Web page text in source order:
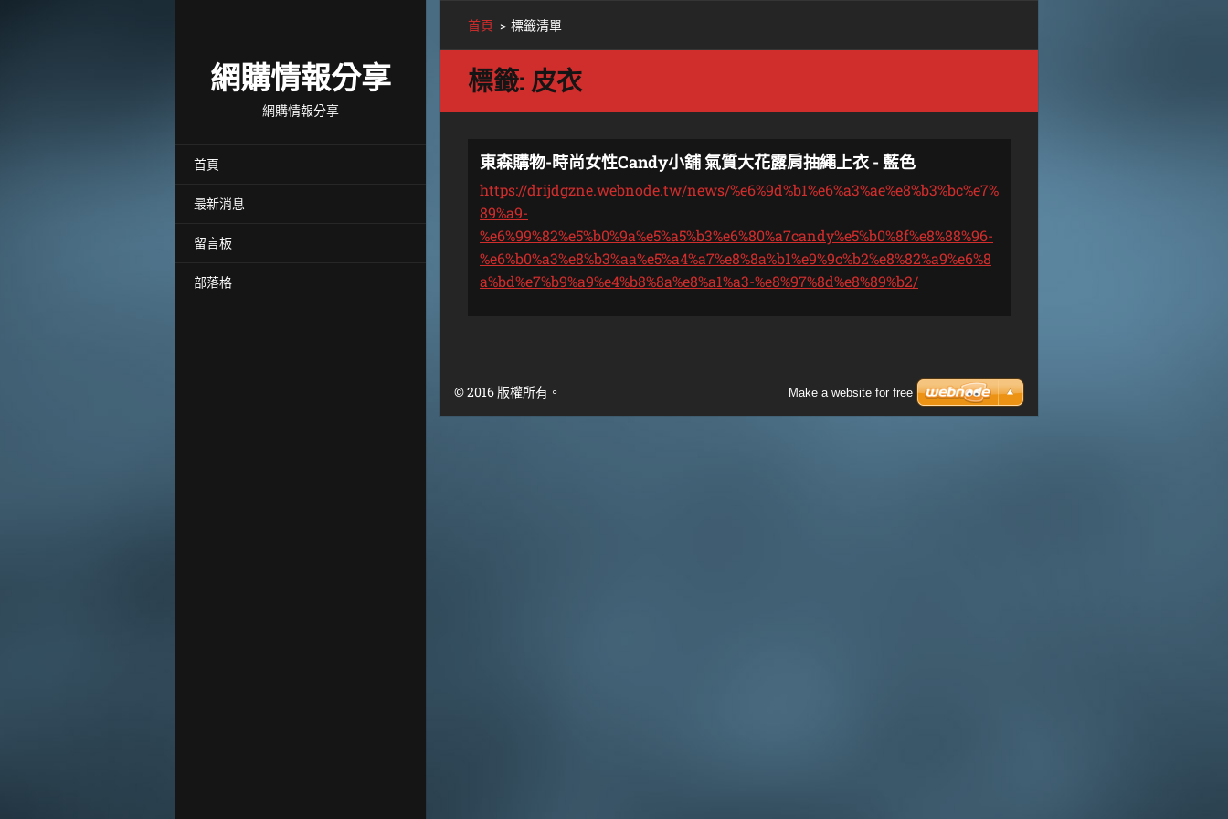
網購情報分享
網購情報分享
首頁
最新消息
留言板
部落格
首頁 > 標籤清單
標籤: 皮衣
東森購物-時尚女性Candy小舖 氣質大花露肩抽繩上衣 - 藍色
https://drijdgzne.webnode.tw/news/%e6%9d%b1%e6%a3%ae%e8%b3%bc%e7%
89%a9-
%e6%99%82%e5%b0%9a%e5%a5%b3%e6%80%a7candy%e5%b0%8f%e8%88%96-
%e6%b0%a3%e8%b3%aa%e5%a4%a7%e8%8a%b1%e9%9c%b2%e8%82%a9%e6%8
a%bd%e7%b9%a9%e4%b8%8a%e8%a1%a3-%e8%97%8d%e8%89%b2/
© 2016 版權所有。 Make a website for free